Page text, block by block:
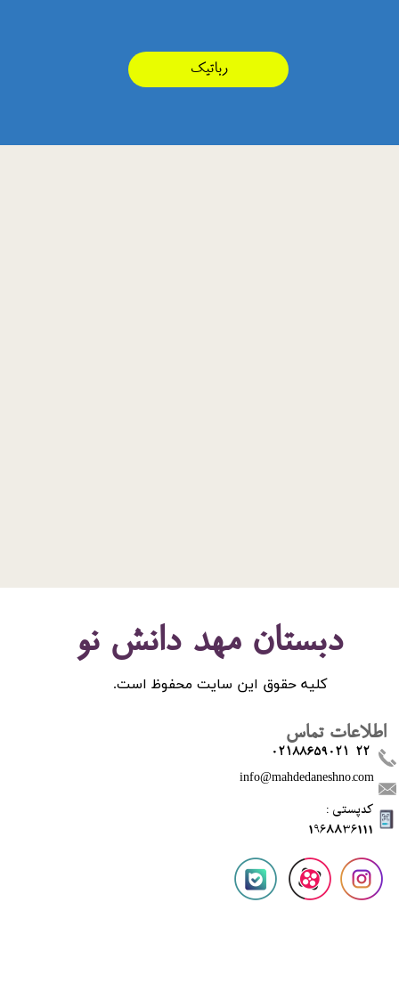
رباتیک
دبستان مهد دانش نو
اطلاعات تماس
02188659021-22
info@mahdedaneshno.com
​کدپستی :
1968836111
کلیه حقوق این سایت محفوظ است.